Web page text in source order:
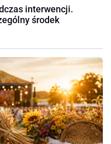
interwencji.
środek